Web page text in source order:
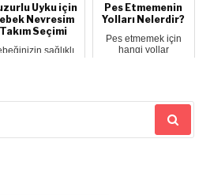
Uyku için
Nevresim
Takım Seçimi
sağlıklı,
Pes Etmemenin
Yolları Nelerdir?
Pes etmemek için
hangi yollar